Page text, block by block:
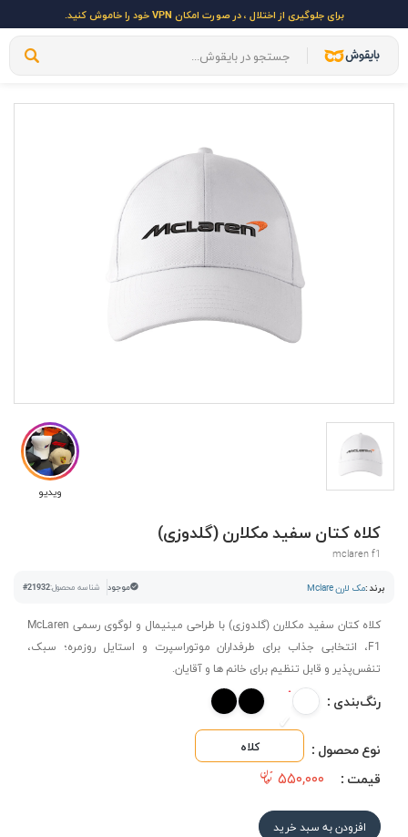
برای جلوگیری از اختلال ، در صورت امکان VPN خود را خاموش کنید.
ویدیو
کلاه کتان سفید مکلارن (گلدوزی)
mclaren f1
برند :مک لارن Mclare موجود شناسه محصول:#21932
کلاه کتان سفید مکلارن (گلدوزی) با طراحی مینیمال و لوگوی رسمی McLaren
F1، انتخابی جذاب برای طرفداران موتوراسپرت و استایل روزمره؛ سبک،
تنفس‌پذیر و قابل تنظیم برای خانم ها و آقایان.
رنگ‌بندی :
نوع محصول : کلاه
قیمت : ۵۵۰,۰۰۰
افزودن به سبد خرید